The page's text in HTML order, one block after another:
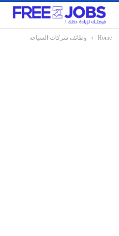
Home وظائف شركات السياحة